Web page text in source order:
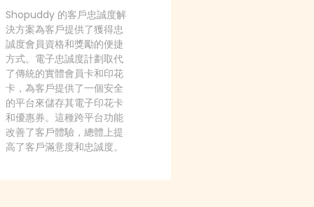
Shopuddy 的客戶忠誠度解
決方案為客戶提供了獲得忠
誠度會員資格和獎勵的便捷
方式。電子忠誠度計劃取代
了傳統的實體會員卡和印花
卡，為客戶提供了一個安全
的平台來儲存其電子印花卡
和優惠券。這種跨平台功能
改善了客戶體驗，總體上提
高了客戶滿意度和忠誠度。